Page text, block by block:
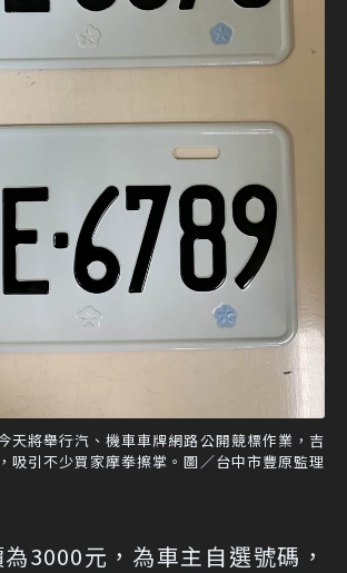
天將舉行汽、機車車牌網路公開競標作業，吉
吸引不少買家摩拳擦掌。圖／台中市豐原監理
3000元，為車主自選號碼，